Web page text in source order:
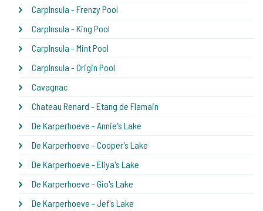
CarpInsula - Frenzy Pool
CarpInsula - King Pool
CarpInsula - Mint Pool
CarpInsula - Origin Pool
Cavagnac
Chateau Renard - Etang de Flamain
De Karperhoeve - Annie's Lake
De Karperhoeve - Cooper's Lake
De Karperhoeve - Eliya's Lake
De Karperhoeve - Gio's Lake
De Karperhoeve - Jef's Lake